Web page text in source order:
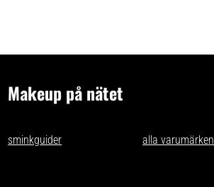
Makeup på nätet
sminkguider och listar nästanalla